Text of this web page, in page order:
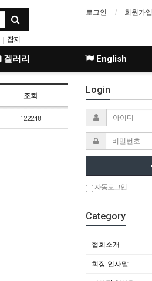
로그인 회원가입
| 잡지
겔러리 English
조회
122248
Login
자동로그인
Category
협회소개
회장 인사말